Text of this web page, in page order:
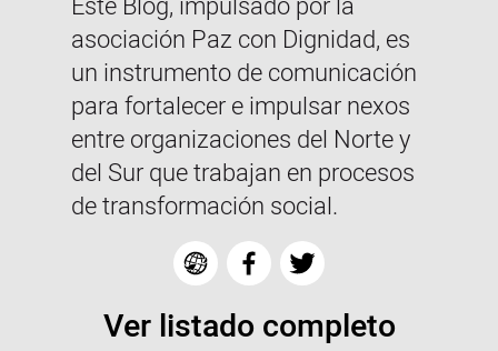
asociación Paz con Dignidad, es
un instrumento de comunicación
para fortalecer e impulsar nexos
entre organizaciones del Norte y
del Sur que trabajan en procesos
de transformación social.
Ver listado completo